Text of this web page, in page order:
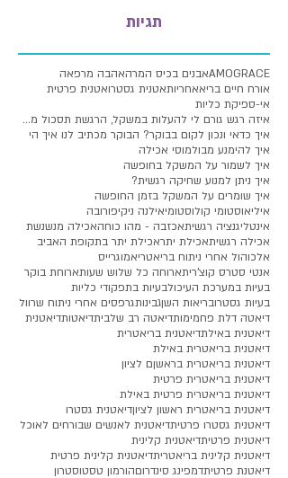
תגיות
AMOGRACEאבנים בכיס המרהאהבה מרפאה
אורח חיים בריאאחריותאטנית גסטרואטנית פרטית
אי-ספיקת כליות
איזה רגש גורם לי להעלות במשקל, הרגשת תסכול מעלייה
איך כדאי ונכון לקום בבוקר? הבוקר מכתיב לנו איך הי
איך להימנע מבולמוסי אכילה
איך לשמור על המשקל בחופשה
איך ניתן למנוע שחיקה רגשית?
איך שומרים על המשקל בזמן החופשה
איליאוסטומי קולוסטומיאילנה ניקיפורובה
אינטליגנציה רגשיתאכזבה - מהו כוחהאכילה מנשנשת
אכילה רגשיתאכילת יתראכילת יתר בתקופת האביב
אלכוהול אחרי ניתוח בריאטריאמוגרייס
אנטי סטרס קוצ'ריתארוחה כל שלוש שעותארוחת בוקר
בעיות במערכת העיכולבעיות בתפקודי כליות
בעיות גסטרובריאות השןגבינותגרפסים אחרי ניתוח שרוול
דיאטה דלת פחמימותדיאטה רב שלביתדיאטותדיאטנית
דיאטנית באילתדיאטנית בריאטרית
דיאטנית בריאטרית באילת
דיאטנית בריאטרית בראשןם לציון
דיאטנית בריאטרית פרטית
דיאטנית בריאטרית פרטית באילת
דיאטנית בריאטרית ראשון לציוןדיאטנית גסטרו
דיאטנית גסטרו פרטיתדיאטנית לאנשים שבורחים לאוכל
דיאטנית פרטיתדיאטנית קלינית
דיאטנית קלינית בריאטריתדיאטנית קלינית פרטית
דיאטנת פרטיתדמפינג סינדרוםהורמון טסטוסטרון